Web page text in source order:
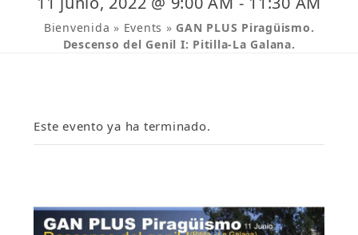
Bienvenida » Events » GAN PLUS Piragüismo.
Descenso del Genil I: Pitilla-La Galana.
Este evento ya ha terminado.